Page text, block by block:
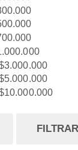
3.000.000
5.000.000
10.000.000
FILTRAR